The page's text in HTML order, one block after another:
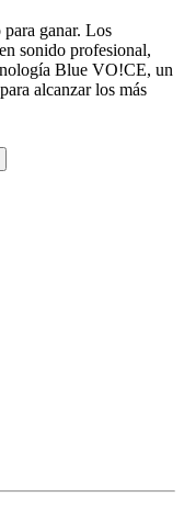
ganar. Los
sonido profesional,
Blue VO!CE, un
alcanzar los más